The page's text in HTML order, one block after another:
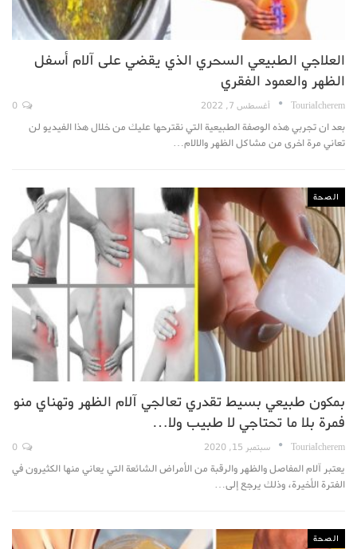
العلاجي الطبيعي السحري الذي يقضي على آلام أسفل
الظهر والعمود الفقري
TouriaIcherem أغسطس 7, 2022
بعد ان تجربي هذه الوصفة الطبيعية التي نقترحها عليك من خلال هذا الفيديو لن
تعاني مرة اخرى من مشاكل الظهر والالام…
الصحة
بمكون طبيعي بسيط تقدري تعالجي آلام الظهر وتهناي منو
فمرة بلا ما تحتاجي لا طبيب ولا…
TouriaIcherem سبتمبر 15, 2020
يعتبر آلام المفاصل والظهر والرقبة من الأمراض الشائعة التي يعاني منها الكثيرون في
الفترة الأخيرة، وذلك يرجع إلى…
الصحة